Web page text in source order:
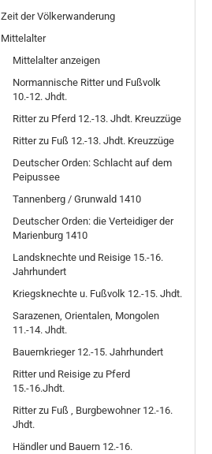
Zeit der Völkerwanderung
Mittelalter
Mittelalter anzeigen
Normannische Ritter und Fußvolk
10.-12. Jhdt.
Ritter zu Pferd 12.-13. Jhdt. Kreuzzüge
Ritter zu Fuß 12.-13. Jhdt. Kreuzzüge
Deutscher Orden: Schlacht auf dem
Peipussee
Tannenberg / Grunwald 1410
Deutscher Orden: die Verteidiger der
Marienburg 1410
Landsknechte und Reisige 15.-16.
Jahrhundert
Kriegsknechte u. Fußvolk 12.-15. Jhdt.
Sarazenen, Orientalen, Mongolen
11.-14. Jhdt.
Bauernkrieger 12.-15. Jahrhundert
Ritter und Reisige zu Pferd
15.-16.Jhdt.
Ritter zu Fuß , Burgbewohner 12.-16.
Jhdt.
Händler und Bauern 12.-16.